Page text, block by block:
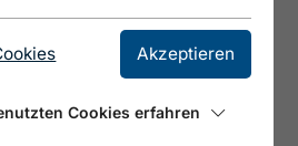
Akzeptieren
Cookies erfahren